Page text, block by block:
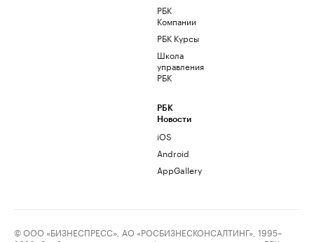
РБК
Компании
РБК Курсы
Школа
управления
РБК
РБК
Новости
iOS
Android
AppGallery
© ООО «БИЗНЕСПРЕСС», АО «РОСБИЗНЕСКОНСАЛТИНГ», 1995–